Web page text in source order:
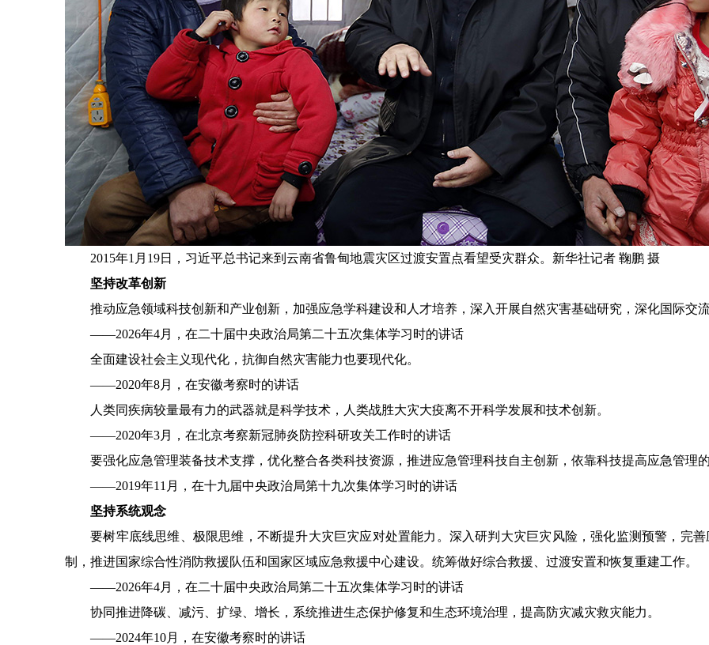
2015年1月19日，习近平总书记来到云南省鲁甸地震灾区过渡安置点看望受灾群众。新华社记者 鞠鹏 摄
坚持改革创新
推动应急领域科技创新和产业创新，加强应急学科建设和人才培养，深入开展自然灾害基础研究，深化国际交
——2026年4月，在二十届中央政治局第二十五次集体学习时的讲话
全面建设社会主义现代化，抗御自然灾害能力也要现代化。
——2020年8月，在安徽考察时的讲话
人类同疾病较量最有力的武器就是科学技术，人类战胜大灾大疫离不开科学发展和技术创新。
——2020年3月，在北京考察新冠肺炎防控科研攻关工作时的讲话
要强化应急管理装备技术支撑，优化整合各类科技资源，推进应急管理科技自主创新，依靠科技提高应急管理
——2019年11月，在十九届中央政治局第十九次集体学习时的讲话
坚持系统观念
要树牢底线思维、极限思维，不断提升大灾巨灾应对处置能力。深入研判大灾巨灾风险，强化监测预警，完善
制，推进国家综合性消防救援队伍和国家区域应急救援中心建设。统筹做好综合救援、过渡安置和恢复重建工作。
——2026年4月，在二十届中央政治局第二十五次集体学习时的讲话
协同推进降碳、减污、扩绿、增长，系统推进生态保护修复和生态环境治理，提高防灾减灾救灾能力。
——2024年10月，在安徽考察时的讲话